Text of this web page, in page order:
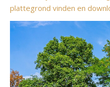
plattegrond vinden en